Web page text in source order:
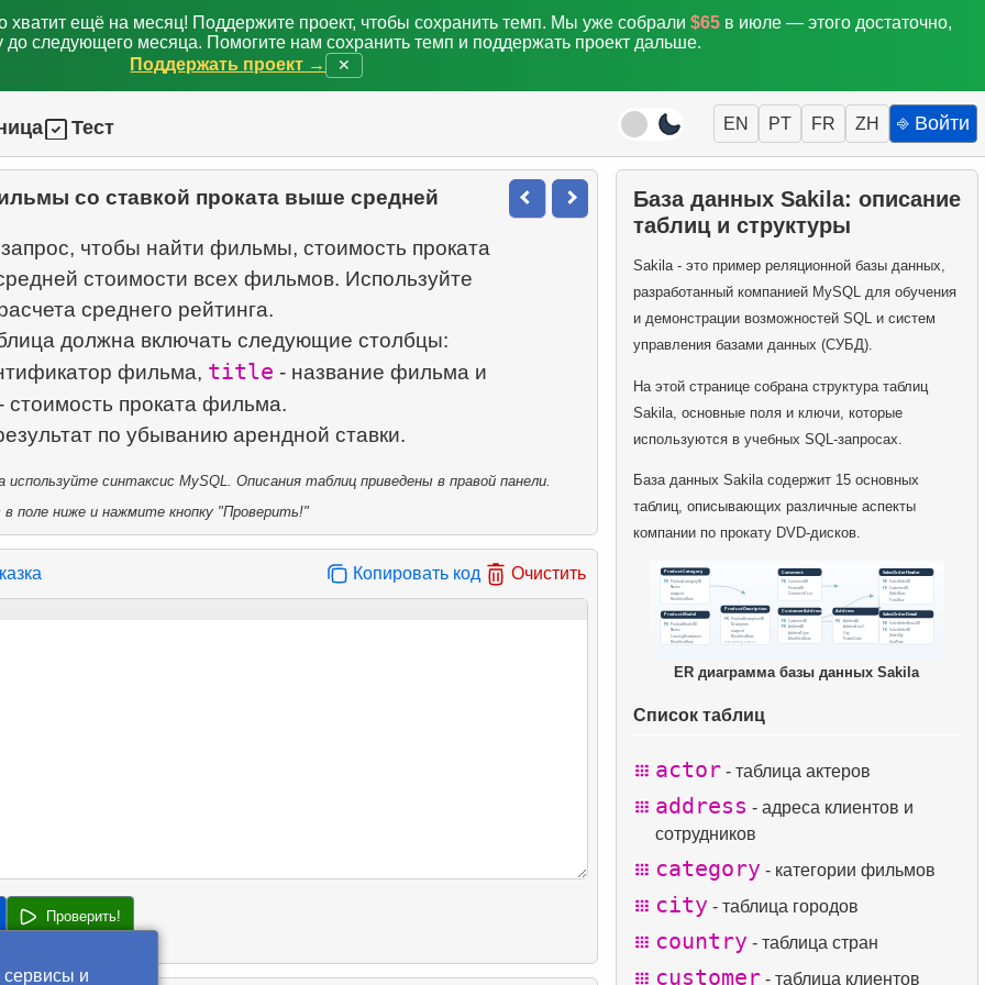
хватит ещё на месяц! Поддержите проект, чтобы сохранить темп. Мы уже собрали $65 в июле — этого достаточно,
до следующего месяца. Помогите нам сохранить темп и поддержать проект дальше.
Поддержать проект →
✕
Тест EN PT FR ZH ⎆ Войти
со ставкой проката выше средней
чтобы найти фильмы, стоимость проката
стоимости всех фильмов. Используйте
среднего рейтинга.
фильма, title - название фильма и
стоимость проката фильма.
синтаксис MySQL. Описания таблиц приведены в правой панели.
поле ниже и нажмите кнопку "Проверить!"
Копировать код Очистить
Проверить!
База данных Sakila: описание
таблиц и структуры
Sakila - это пример реляционной базы данных,
разработанный компанией MySQL для обучения
и демонстрации возможностей SQL и систем
управления базами данных (СУБД).
На этой странице собрана структура таблиц
Sakila, основные поля и ключи, которые
используются в учебных SQL-запросах.
База данных Sakila содержит 15 основных
таблиц, описывающих различные аспекты
компании по прокату DVD-дисков.
ER диаграмма базы данных Sakila
Список таблиц
actor - таблица актеров
address - адреса клиентов и
сотрудников
category - категории фильмов
city - таблица городов
country - таблица стран
customer - таблица клиентов
сервисы и